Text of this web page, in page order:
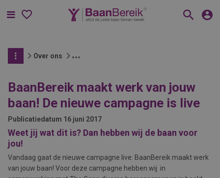
Menu
Over ons
BaanBereik maakt werk van jouw
baan! De nieuwe campagne is live
Publicatiedatum 16 juni 2017
Weet jij wat dit is? Dan hebben wij de baan voor
jou!
Vandaag gaat de nieuwe campagne live: BaanBereik maakt werk
van jouw baan! Voor deze campagne hebben wij in